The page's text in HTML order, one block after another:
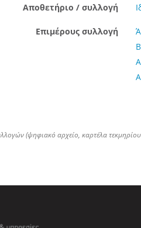
Αποθετήριο / συλλογή
Επιμέρους συλλογή
(ψηφιακό αρχείο, καρτέλα